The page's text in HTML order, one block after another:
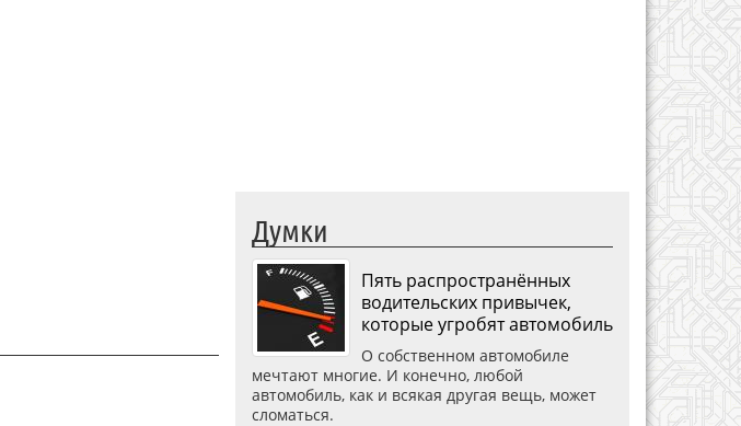
Думки
Пять распространённых
водительских привычек,
которые угробят автомобиль
О собственном автомобиле
мечтают многие. И конечно, любой
автомобиль, как и всякая другая вещь, может
сломаться.